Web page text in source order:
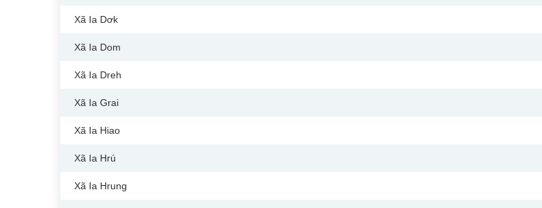
Xã Ia Dơk
Xã Ia Dom
Xã Ia Dreh
Xã Ia Grai
Xã Ia Hiao
Xã Ia Hrú
Xã Ia Hrung